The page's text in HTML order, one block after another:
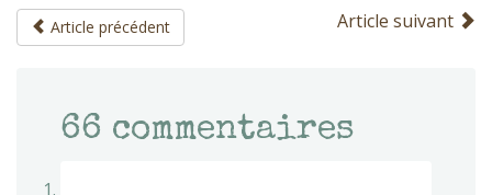
Article précédent Article suivant
66 commentaires